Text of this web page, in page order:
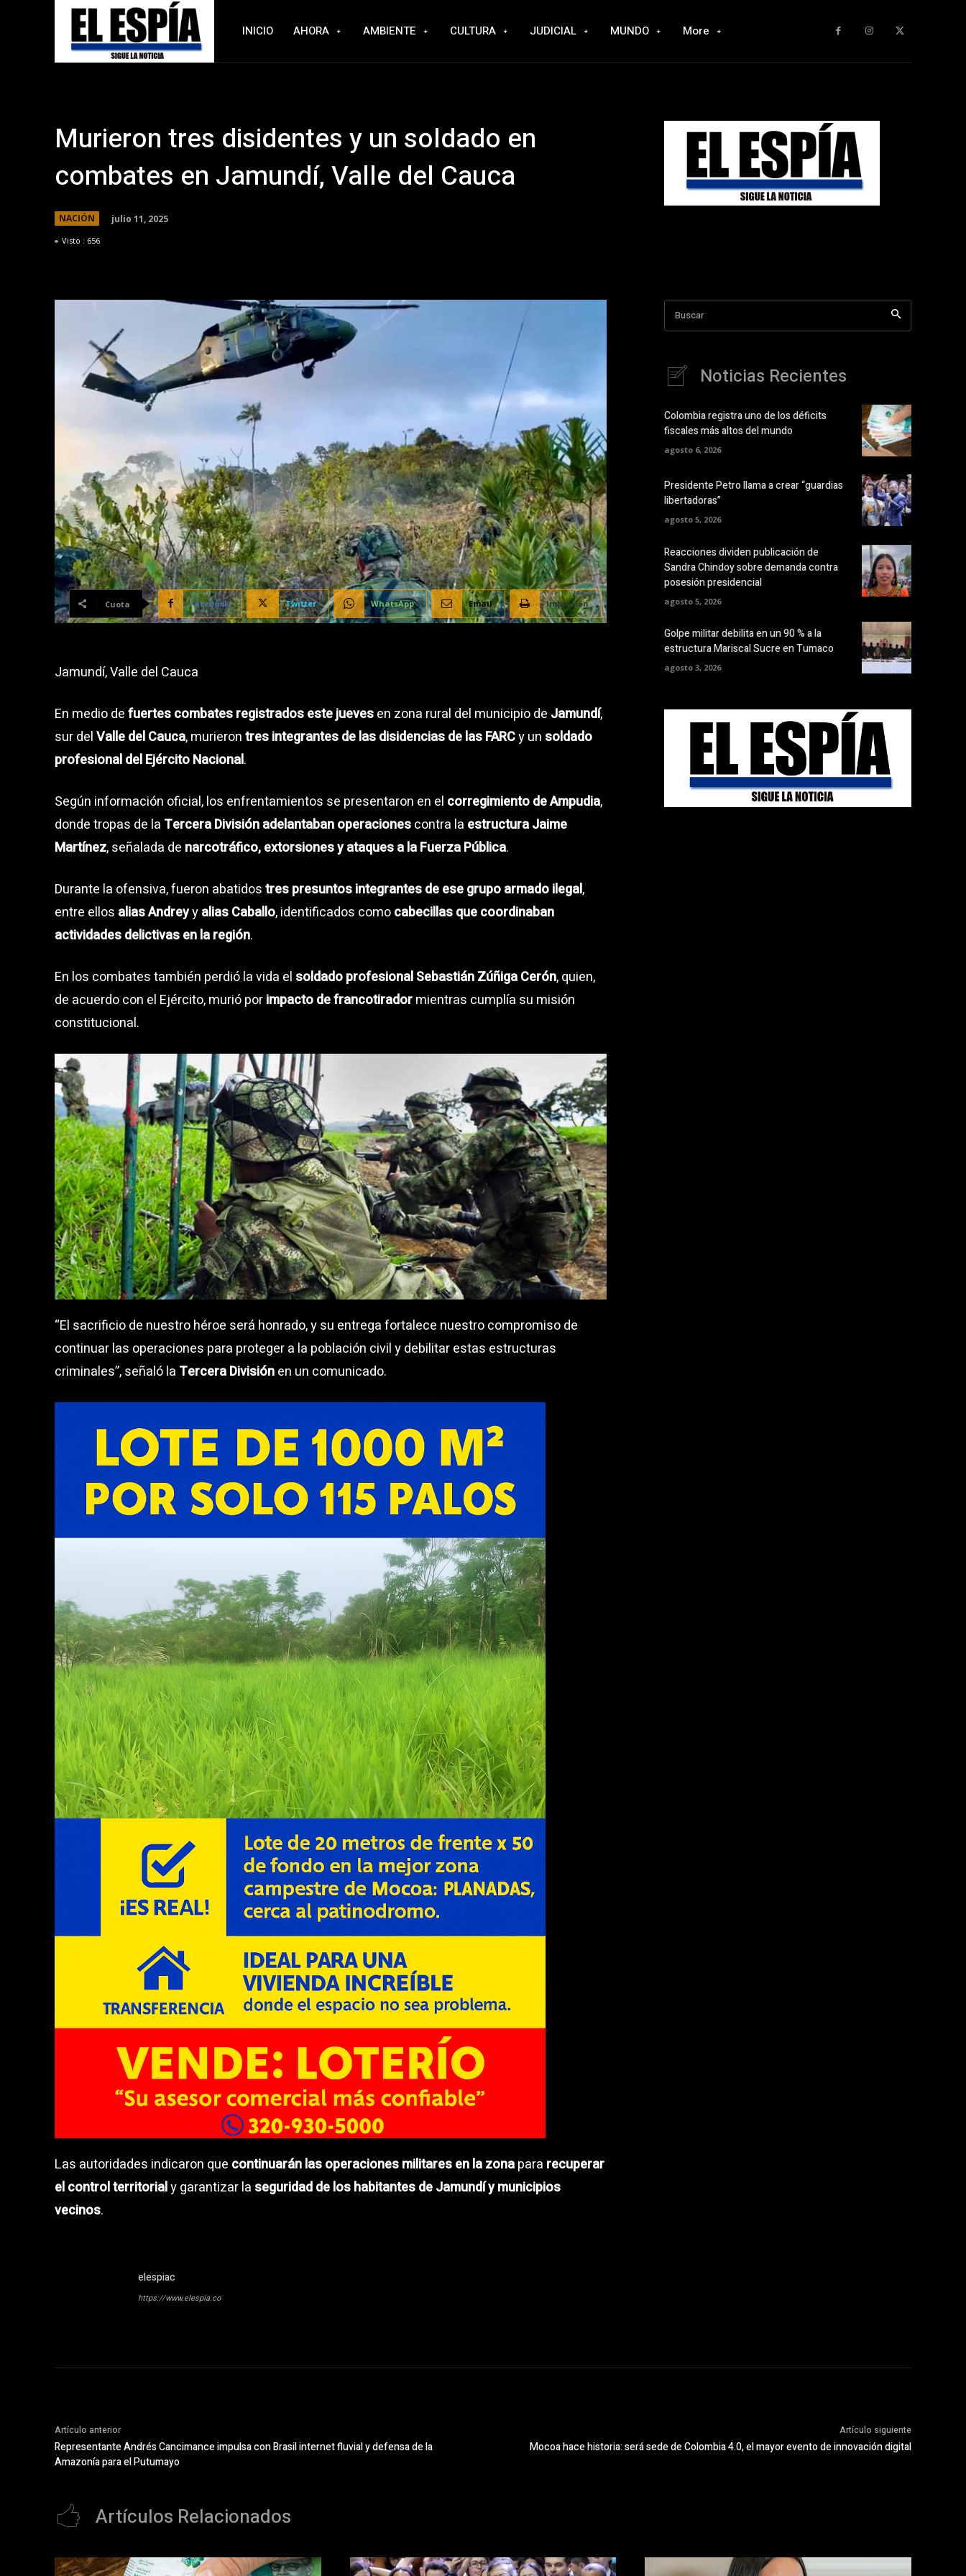
INICIO AHORA AMBIENTE CULTURA JUDICIAL MUNDO More
Murieron tres disidentes y un soldado en
combates en Jamundí, Valle del Cauca
NACIÓN julio 11, 2025
Visto : 656
Cuota Facebook Twitter WhatsApp Email Impresión
Jamundí, Valle del Cauca
En medio defuertes combates registrados este juevesen zona rural del municipio de Jamundí,
sur delValle del Cauca, murierontres integrantes de las disidencias de las FARCy un soldado
profesional del Ejército Nacional.
Según información oficial, los enfrentamientos se presentaron en el corregimiento de Ampudia,
donde tropas de la Tercera División adelantaban operacionescontra la estructura Jaime
Martínez, señalada de narcotráfico, extorsiones y ataques a la Fuerza Pública.
Durante la ofensiva, fueron abatidostres presuntos integrantes de ese grupo armado ilegal,
entre ellos alias Andreyyalias Caballo, identificados comocabecillas que coordinaban
actividades delictivas en la región.
En los combates también perdió la vida el soldado profesional Sebastián Zúñiga Cerón, quien,
de acuerdo con el Ejército, murió porimpacto de francotiradormientras cumplía su misión
constitucional.
“El sacrificio de nuestro héroe será honrado, y su entrega fortalece nuestro compromiso de
continuar las operaciones para proteger a la población civil y debilitar estas estructuras
criminales”, señaló la Tercera Divisiónen un comunicado.
Las autoridades indicaron que continuarán las operaciones militares en la zonapara recuperar
el control territorialy garantizar la seguridad de los habitantes de Jamundí y municipios
vecinos.
elespiac
https://www.elespia.co
Buscar
Noticias Recientes
Colombia registra uno de los déficits
fiscales más altos del mundo
agosto 6, 2026
Presidente Petro llama a crear “guardias
libertadoras”
agosto 5, 2026
Reacciones dividen publicación de
Sandra Chindoy sobre demanda contra
posesión presidencial
agosto 5, 2026
Golpe militar debilita en un 90 % a la
estructura Mariscal Sucre en Tumaco
agosto 3, 2026
Artículo anterior
Representante Andrés Cancimance impulsa con Brasil internet fluvial y defensa de la
Amazonía para el Putumayo
Artículo siguiente
Mocoa hace historia: será sede de Colombia 4.0, el mayor evento de innovación digital
Artículos Relacionados